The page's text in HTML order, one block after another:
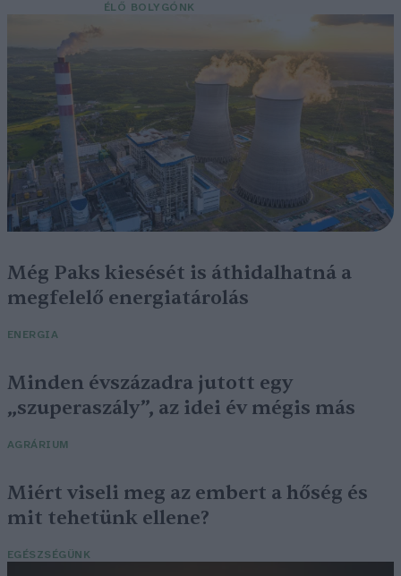
ÉLŐ BOLYGÓNK
Még Paks kiesését is áthidalhatná a
megfelelő energiatárolás
ENERGIA
Minden évszázadra jutott egy
„szuperaszály”, az idei év mégis más
AGRÁRIUM
Miért viseli meg az embert a hőség és
mit tehetünk ellene?
EGÉSZSÉGÜNK